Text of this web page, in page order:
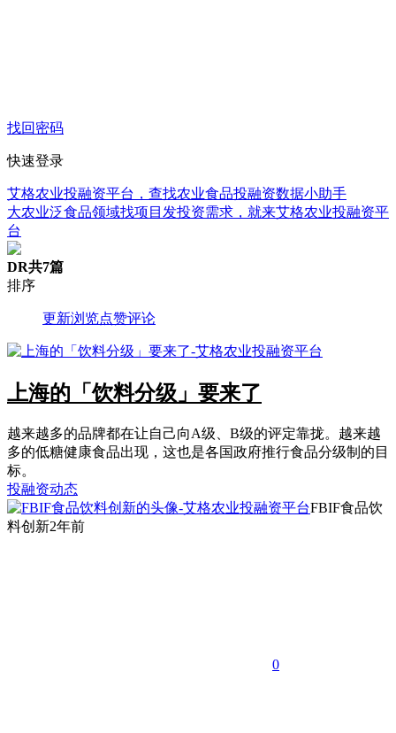
找回密码
快速登录
艾格农业投融资平台，查找农业食品投融资数据小助手
大农业泛食品领域找项目发投资需求，就来艾格农业投融资平
台
DR共7篇
排序
更新浏览点赞评论
上海的「饮料分级」要来了
越来越多的品牌都在让自己向A级、B级的评定靠拢。越来越
多的低糖健康食品出现，这也是各国政府推行食品分级制的目
标。
投融资动态
FBIF食品饮
料创新2年前
0